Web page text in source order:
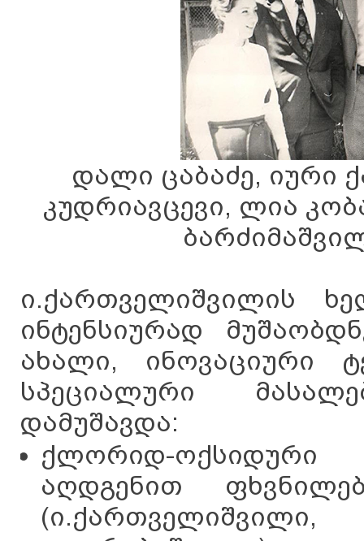
დალი ცაბაძე, იური
კუდრიავცევი, ლია
ი.ქართველიშვილის
ინტენსიურად
ახალი, ინოვაციური
სპეციალური
დამუშავდა:
ქლორიდ-ოქსიდური
აღდგენით